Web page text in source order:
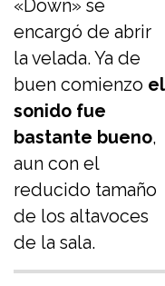
«Down» se
encargó de abrir
la velada. Ya de
buen comienzo el
sonido fue
bastante bueno,
aun con el
reducido tamaño
de los altavoces
de la sala.